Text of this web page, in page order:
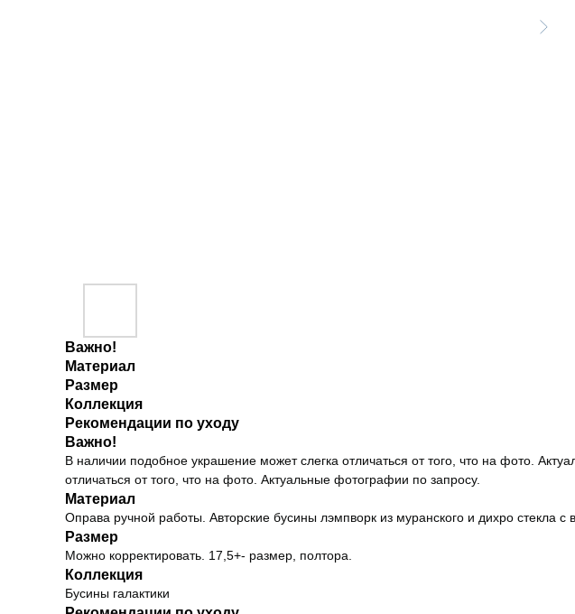
Важно!
Материал
Размер
Коллекция
Рекомендации по уходу
Важно!
В наличии подобное украшение может слегка отличаться от того, что на фото.
отличаться от того, что на фото. Актуальные фотографии по запросу.
Материал
Оправа ручной работы. Авторские бусины лэмпворк из муранского и дихро стекла с
Размер
Можно корректировать. 17,5+- размер, полтора.
Коллекция
Бусины галактики